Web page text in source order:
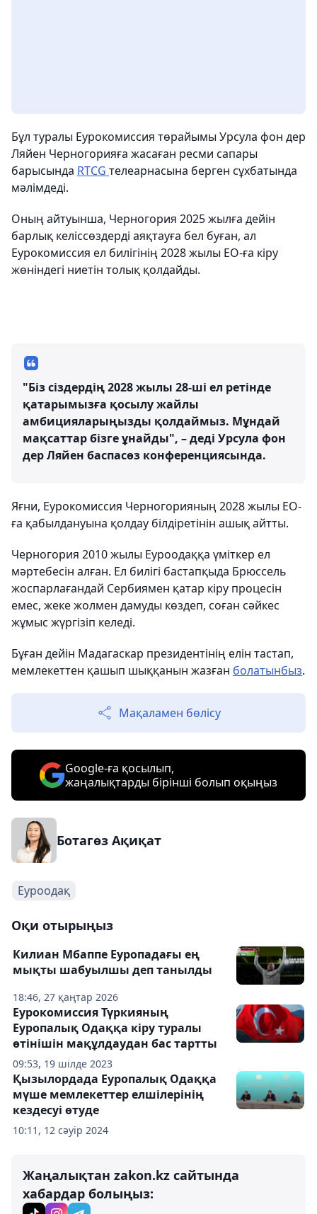
Бұл туралы Еурокомиссия төрайымы Урсула фон дер
Ляйен Черногорияға жасаған ресми сапары
барысында RTCG телеарнасына берген сұхбатында
мәлімдеді.
Оның айтуынша, Черногория 2025 жылға дейін
барлық келіссөздерді аяқтауға бел буған, ал
Еурокомиссия ел билігінің 2028 жылы ЕО-ға кіру
жөніндегі ниетін толық қолдайды.
"Біз сіздердің 2028 жылы 28-ші ел ретінде
қатарымызға қосылу жайлы
амбицияларыңызды қолдаймыз. Мұндай
мақсаттар бізге ұнайды", – деді Урсула фон
дер Ляйен баспасөз конференциясында.
Яғни, Еурокомиссия Черногорияның 2028 жылы ЕО-
ға қабылдануына қолдау білдіретінін ашық айтты.
Черногория 2010 жылы Еуроодаққа үміткер ел
мәртебесін алған. Ел билігі бастапқыда Брюссель
жоспарлағандай Сербиямен қатар кіру процесін
емес, жеке жолмен дамуды көздеп, соған сәйкес
жұмыс жүргізіп келеді.
Бұған дейін Мадагаскар президентінің елін тастап,
мемлекеттен қашып шыққанын жазған болатынбыз.
Мақаламен бөлісу
Google-ға қосылып,
жаңалықтарды бірінші болып оқыңыз
Ботагөз Ақиқат
Еуроодақ
Оқи отырыңыз
18:46, 27 қаңтар 2026
Килиан Мбаппе Еуропадағы ең
мықты шабуылшы деп танылды
09:53, 19 шілде 2023
Еурокомиссия Түркияның
Еуропалық Одаққа кіру туралы
өтінішін мақұлдаудан бас тартты
10:11, 12 сәуір 2024
Қызылордада Еуропалық Одаққа
мүше мемлекеттер елшілерінің
кездесуі өтуде
Жаңалықтан zakon.kz сайтында
хабардар болыңыз: